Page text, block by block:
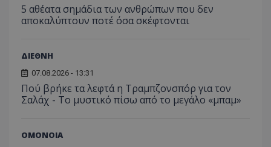
5 αθέατα σημάδια των ανθρώπων που δεν
αποκαλύπτουν ποτέ όσα σκέφτονται
ΔΙΕΘΝΗ
07.08.2026 - 13:31
Πού βρήκε τα λεφτά η Τραμπζονσπόρ για τον
Σαλάχ - Το μυστικό πίσω από το μεγάλο «μπαμ»
ΟΜΟΝΟΙΑ